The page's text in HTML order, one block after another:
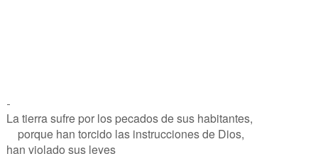
-
La tierra sufre por los pecados de sus habitantes,
porque han torcido las instrucciones de Dios,
han violado sus leyes